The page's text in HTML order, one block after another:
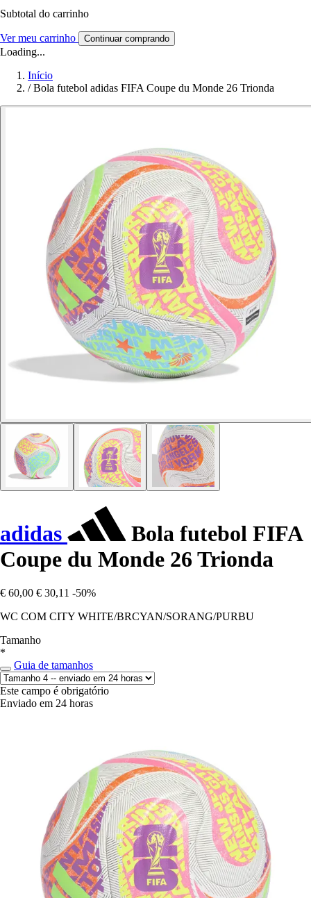
Subtotal do carrinho
Ver meu carrinho Continuar comprando
Loading...
Início
/ Bola futebol adidas FIFA Coupe du Monde 26 Trionda
adidas
Bola futebol FIFA
Coupe du Monde 26 Trionda
€ 60,00 € 30,11 -50%
WC COM CITY WHITE/BRCYAN/SORANG/PURBU
Tamanho
*
Guia de tamanhos
Este campo é obrigatório
Enviado em 24 horas